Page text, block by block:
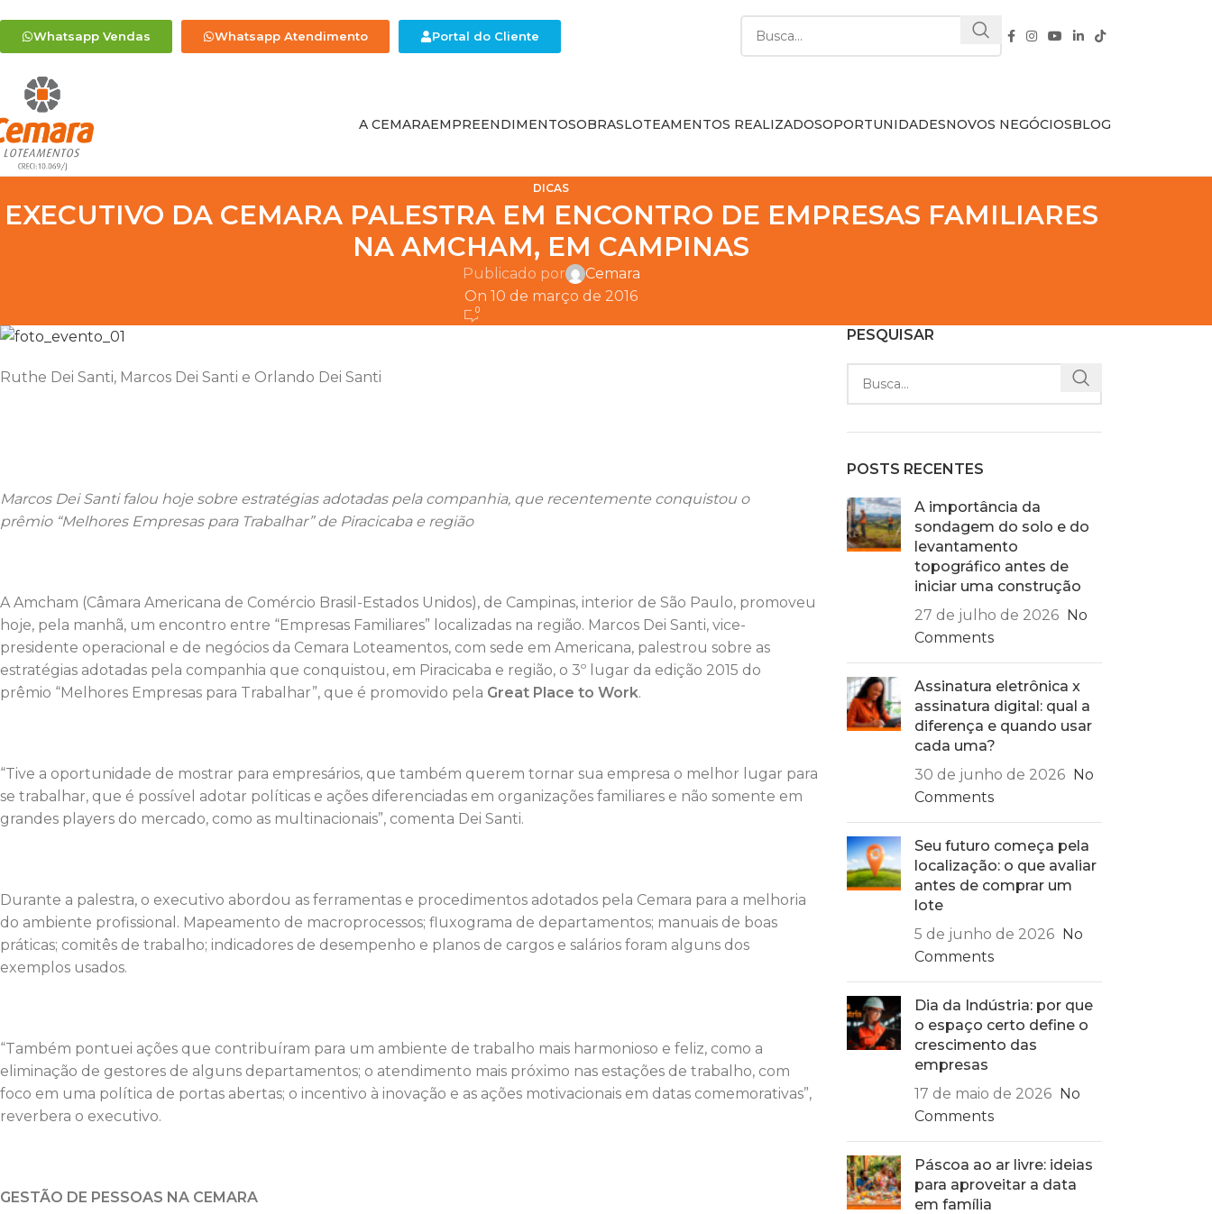
Whatsapp Vendas Whatsapp Atendimento Portal do Cliente
A CEMARAEMPREENDIMENTOSOBRASLOTEAMENTOS REALIZADOSOPORTUNIDADESNOVOS NEGÓCIOSBLOG
DICAS
EXECUTIVO DA CEMARA PALESTRA EM ENCONTRO DE EMPRESAS FAMILIARES
NA AMCHAM, EM CAMPINAS
Publicado por
Cemara
On 10 de março de 2016
0
Ruthe Dei Santi, Marcos Dei Santi e Orlando Dei Santi
Marcos Dei Santi falou hoje sobre estratégias adotadas pela companhia, que recentemente conquistou o
prêmio “Melhores Empresas para Trabalhar” de Piracicaba e região
A Amcham (Câmara Americana de Comércio Brasil-Estados Unidos), de Campinas, interior de São Paulo, promoveu
hoje, pela manhã, um encontro entre “Empresas Familiares” localizadas na região. Marcos Dei Santi, vice-
presidente operacional e de negócios da Cemara Loteamentos, com sede em Americana, palestrou sobre as
estratégias adotadas pela companhia que conquistou, em Piracicaba e região, o 3º lugar da edição 2015 do
prêmio “Melhores Empresas para Trabalhar”, que é promovido pela Great Place to Work.
“Tive a oportunidade de mostrar para empresários, que também querem tornar sua empresa o melhor lugar para
se trabalhar, que é possível adotar políticas e ações diferenciadas em organizações familiares e não somente em
grandes players do mercado, como as multinacionais”, comenta Dei Santi.
Durante a palestra, o executivo abordou as ferramentas e procedimentos adotados pela Cemara para a melhoria
do ambiente profissional. Mapeamento de macroprocessos; fluxograma de departamentos; manuais de boas
práticas; comitês de trabalho; indicadores de desempenho e planos de cargos e salários foram alguns dos
exemplos usados.
“Também pontuei ações que contribuíram para um ambiente de trabalho mais harmonioso e feliz, como a
eliminação de gestores de alguns departamentos; o atendimento mais próximo nas estações de trabalho, com
foco em uma política de portas abertas; o incentivo à inovação e as ações motivacionais em datas comemorativas”,
reverbera o executivo.
GESTÃO DE PESSOAS NA CEMARA
PESQUISAR
POSTS RECENTES
A importância da
sondagem do solo e do
levantamento
topográfico antes de
iniciar uma construção
27 de julho de 2026 No
Comments
Assinatura eletrônica x
assinatura digital: qual a
diferença e quando usar
cada uma?
30 de junho de 2026 No
Comments
Seu futuro começa pela
localização: o que avaliar
antes de comprar um
lote
5 de junho de 2026 No
Comments
Dia da Indústria: por que
o espaço certo define o
crescimento das
empresas
17 de maio de 2026 No
Comments
Páscoa ao ar livre: ideias
para aproveitar a data
em família